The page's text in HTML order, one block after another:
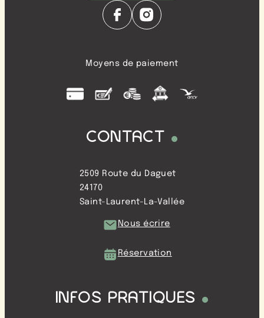
Moyens de paiement
CONTACT
2509 Route du Daguet
24170
Saint-Laurent-La-Vallée
Nous écrire
Réservation
INFOS PRATIQUES